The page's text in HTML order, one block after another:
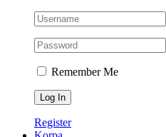
Remember Me
Register